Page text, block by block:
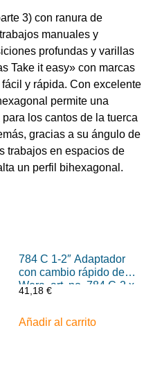
3) con ranura de
manuales y
profundas y varillas
Take it easy» con marcas
y rápida. Con excelente
permite una
los cantos de la tuerca
gracias a su ángulo de
trabajos en espacios de
un perfil bihexagonal.
784 C 1-2″ Adaptador
con cambio rápido de
Wera, art. no. 784 C-2 x
5-16″ x 50 mm
41,18 €
Añadir al carrito